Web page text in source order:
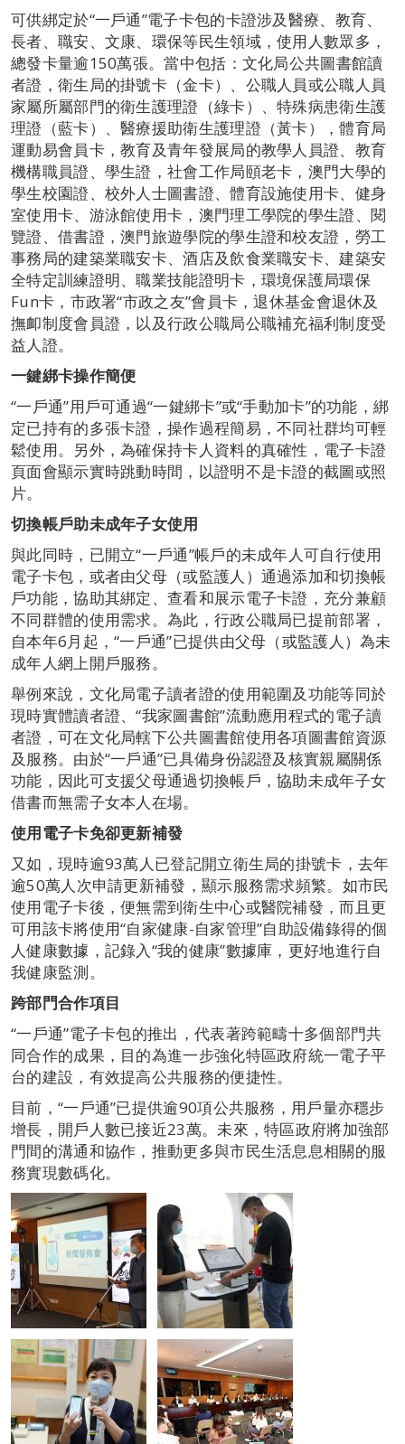
可供綁定於“一戶通”電子卡包的卡證涉及醫療、教育、
長者、職安、文康、環保等民生領域，使用人數眾多，
總發卡量逾150萬張。當中包括：文化局公共圖書館讀
者證，衛生局的掛號卡（金卡）、公職人員或公職人員
家屬所屬部門的衛生護理證（綠卡）、特殊病患衛生護
理證（藍卡）、醫療援助衛生護理證（黃卡），體育局
運動易會員卡，教育及青年發展局的教學人員證、教育
機構職員證、學生證，社會工作局頤老卡，澳門大學的
學生校園證、校外人士圖書證、體育設施使用卡、健身
室使用卡、游泳館使用卡，澳門理工學院的學生證、閱
覽證、借書證，澳門旅遊學院的學生證和校友證，勞工
事務局的建築業職安卡、酒店及飲食業職安卡、建築安
全特定訓練證明、職業技能證明卡，環境保護局環保
Fun卡，市政署“市政之友”會員卡，退休基金會退休及
撫卹制度會員證，以及行政公職局公職補充福利制度受
益人證。
一鍵綁卡操作簡便
“一戶通”用戶可通過“一鍵綁卡”或“手動加卡”的功能，綁
定已持有的多張卡證，操作過程簡易，不同社群均可輕
鬆使用。另外，為確保持卡人資料的真確性，電子卡證
頁面會顯示實時跳動時間，以證明不是卡證的截圖或照
片。
切換帳戶助未成年子女使用
與此同時，已開立“一戶通”帳戶的未成年人可自行使用
電子卡包，或者由父母（或監護人）通過添加和切換帳
戶功能，協助其綁定、查看和展示電子卡證，充分兼顧
不同群體的使用需求。為此，行政公職局已提前部署，
自本年6月起，“一戶通”已提供由父母（或監護人）為未
成年人網上開戶服務。
舉例來說，文化局電子讀者證的使用範圍及功能等同於
現時實體讀者證、“我家圖書館”流動應用程式的電子讀
者證，可在文化局轄下公共圖書館使用各項圖書館資源
及服務。由於“一戶通”已具備身份認證及核實親屬關係
功能，因此可支援父母通過切換帳戶，協助未成年子女
借書而無需子女本人在場。
使用電子卡免卻更新補發
又如，現時逾93萬人已登記開立衛生局的掛號卡，去年
逾50萬人次申請更新補發，顯示服務需求頻繁。如市民
使用電子卡後，便無需到衛生中心或醫院補發，而且更
可用該卡將使用“自家健康-自家管理”自助設備錄得的個
人健康數據，記錄入“我的健康”數據庫，更好地進行自
我健康監測。
跨部門合作項目
“一戶通”電子卡包的推出，代表著跨範疇十多個部門共
同合作的成果，目的為進一步強化特區政府統一電子平
台的建設，有效提高公共服務的便捷性。
目前，“一戶通”已提供逾90項公共服務，用戶量亦穩步
增長，開戶人數已接近23萬。未來，特區政府將加強部
門間的溝通和協作，推動更多與市民生活息息相關的服
務實現數碼化。